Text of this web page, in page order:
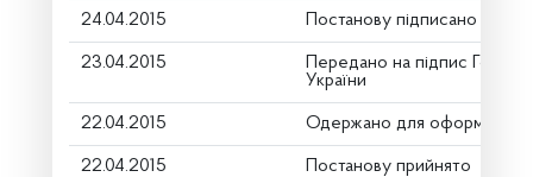
24.04.2015 Постанову підписано
23.04.2015
Передано на підпис Голові
України
22.04.2015 Одержано для оформлення
22.04.2015 Постанову прийнято